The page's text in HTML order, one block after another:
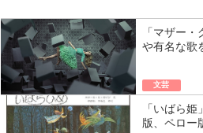
「マザー
や有名な歌
文芸
「いばら
版、ペロー